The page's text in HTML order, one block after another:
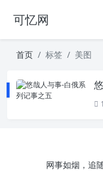
可忆网
首页 标签 美图
网事如烟，追